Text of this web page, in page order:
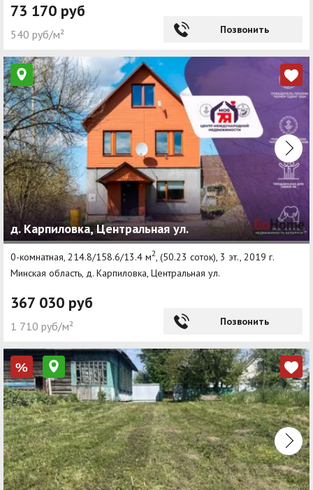
73 170 руб
540 руб/м² Позвонить
д. Карпиловка, Центральная ул.
0-комнатная, 214.8/158.6/13.4 м2 , (50.23 соток), 3 эт., 2019 г.
Минская область, д. Карпиловка, Центральная ул.
367 030 руб
1 710 руб/м² Позвонить
%